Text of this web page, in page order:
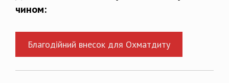
чином:
Благодійний внесок для Охматдиту